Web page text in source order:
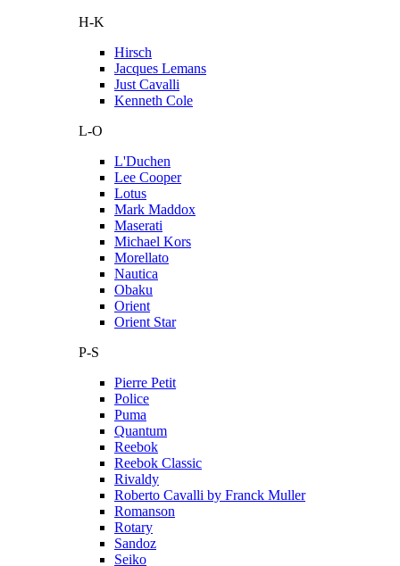
H-K
Hirsch
Jacques Lemans
Just Cavalli
Kenneth Cole
L-O
L'Duchen
Lee Cooper
Lotus
Mark Maddox
Maserati
Michael Kors
Morellato
Nautica
Obaku
Orient
Orient Star
P-S
Pierre Petit
Police
Puma
Quantum
Reebok
Reebok Classic
Rivaldy
Roberto Cavalli by Franck Muller
Romanson
Rotary
Sandoz
Seiko